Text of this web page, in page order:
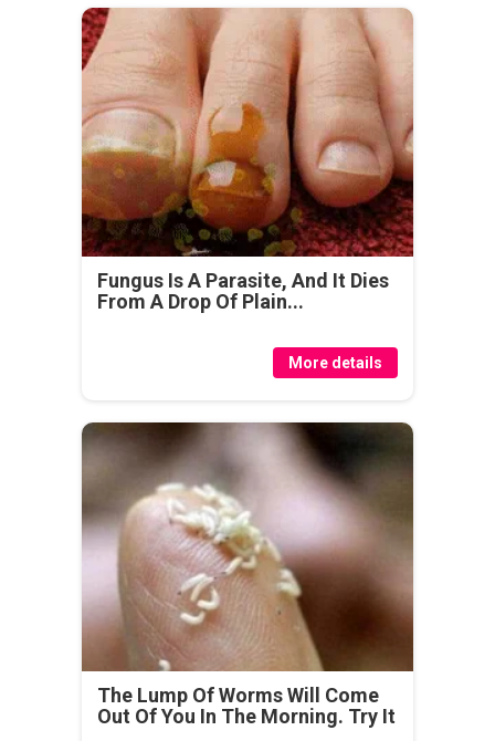
Fungus Is A Parasite, And It Dies
From A Drop Of Plain...
More details
The Lump Of Worms Will Come
Out Of You In The Morning. Try It